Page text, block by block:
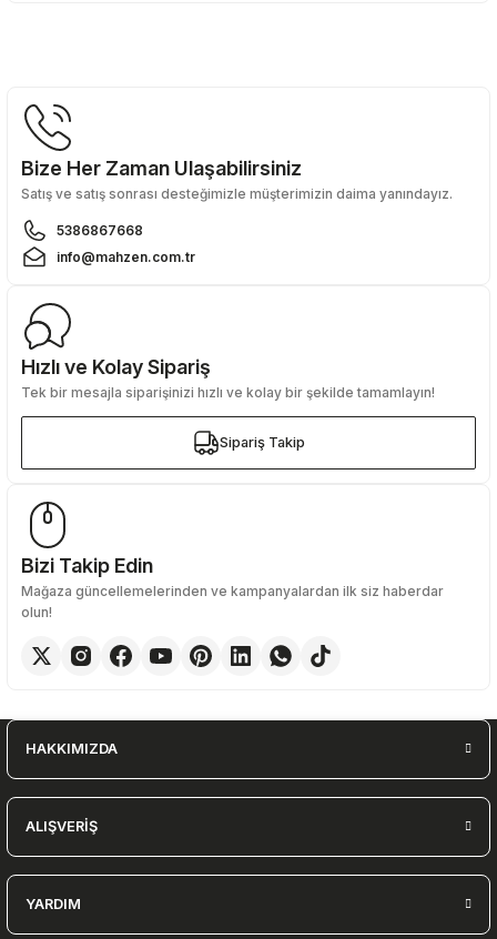
Ürün resmi kalitesiz, bozuk veya görüntülenemiyor.
Ürün açıklamasında eksik bilgiler bulunuyor.
Ürün bilgilerinde hatalar bulunuyor.
Bu ürüne benzer farklı alternatifler olmalı.
Gönder
Bize Her Zaman Ulaşabilirsiniz
Satış ve satış sonrası desteğimizle müşterimizin daima yanındayız.
5386867668
info@mahzen.com.tr
Hızlı ve Kolay Sipariş
Tek bir mesajla siparişinizi hızlı ve kolay bir şekilde tamamlayın!
Sipariş Takip
Sipariş Takip
Bizi Takip Edin
Mağaza güncellemelerinden ve kampanyalardan ilk siz haberdar
olun!
HAKKIMIZDA
ALIŞVERİŞ
YARDIM